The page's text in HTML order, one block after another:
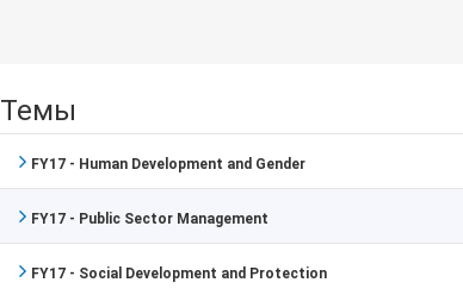
Темы
FY17 - Human Development and Gender
FY17 - Public Sector Management
FY17 - Social Development and Protection